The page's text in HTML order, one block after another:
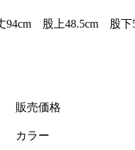
股上48.5cm 股下
販売価格
カラー